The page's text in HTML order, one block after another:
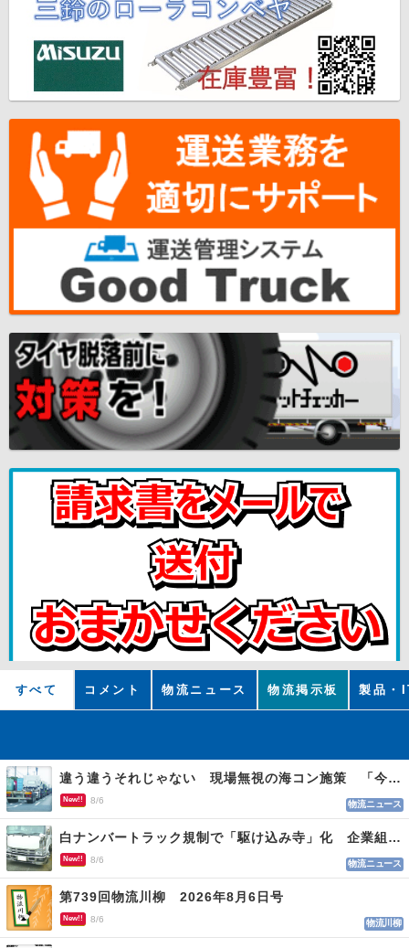
すべて コメント 物流ニュース 物流掲示板 製品・
違う違うそれじゃない 現場無視の海コン施策 「今でも平均２～３時間は待つ」
New!! 8/6 物流ニュース
白ナンバートラック規制で「駆け込み寺」化 企業組合が入会基準を見直しへ
New!! 8/6 物流ニュース
第739回物流川柳 2026年8月6日号
New!! 8/6 物流川柳